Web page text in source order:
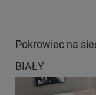
Pokrowiec na
BIAŁY